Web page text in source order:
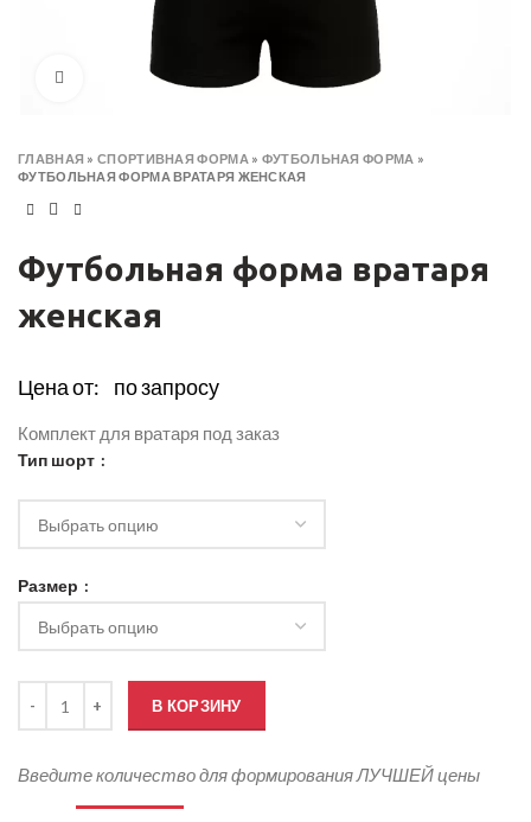
Click to enlarge
ГЛАВНАЯ »СПОРТИВНАЯ ФОРМА » ФУТБОЛЬНАЯ ФОРМА »
ФУТБОЛЬНАЯ ФОРМА ВРАТАРЯ ЖЕНСКАЯ
Футбольная форма вратаря
женская
Цена от: по запросу
Комплект для вратаря под заказ
Тип шорт
Размер
В КОРЗИНУ
Введите количество для формирования ЛУЧШЕЙ цены